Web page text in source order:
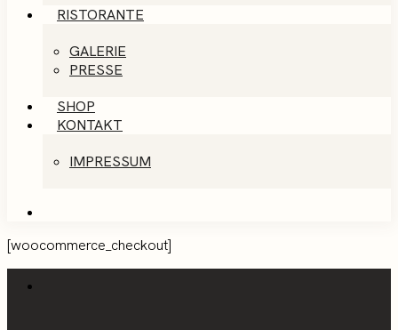
RISTORANTE
GALERIE
PRESSE
SHOP
KONTAKT
IMPRESSUM
[woocommerce_checkout]